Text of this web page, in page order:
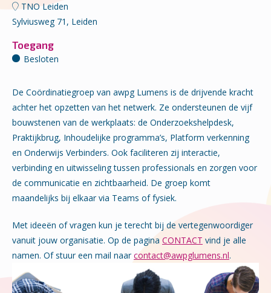
TNO Leiden
Sylviusweg 71, Leiden
Toegang
Besloten
De Coördinatiegroep van awpg Lumens is de drijvende kracht
achter het opzetten van het netwerk. Ze ondersteunen de vijf
bouwstenen van de werkplaats: de Onderzoekshelpdesk,
Praktijkbrug, Inhoudelijke programma’s, Platform verkenning
en Onderwijs Verbinders. Ook faciliteren zij interactie,
verbinding en uitwisseling tussen professionals en zorgen voor
de communicatie en zichtbaarheid. De groep komt
maandelijks bij elkaar via Teams of fysiek.
Met ideeën of vragen kun je terecht bij de vertegenwoordiger
vanuit jouw organisatie. Op de pagina CONTACT vind je alle
namen. Of stuur een mail naarcontact@awpglumens.nl.